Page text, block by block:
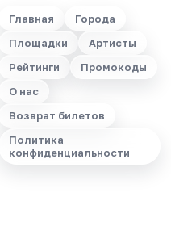
Главная
Города
Площадки
Артисты
Рейтинги
Промокоды
О нас
Возврат билетов
Политика
конфиденциальности